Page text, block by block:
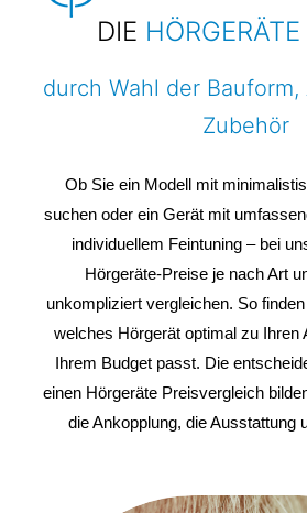
DIE HÖRGERÄTE
durch Wahl der
Zubehör
Ob Sie ein Modell mit
suchen oder ein Gerät mit
individuellem Feintuning – bei
Hörgeräte-Preise je nach Art
unkompliziert vergleichen. So
welches Hörgerät optimal zu Ihren
Ihrem Budget passt. Die
einen Hörgeräte Preisvergleich
die Ankopplung, die Ausstattung